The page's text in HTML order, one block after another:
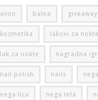
avon balea giveaway
kozmetika lakovi za nokte
lak za nokte nagradna
nail polish nails
nega lica nega tela